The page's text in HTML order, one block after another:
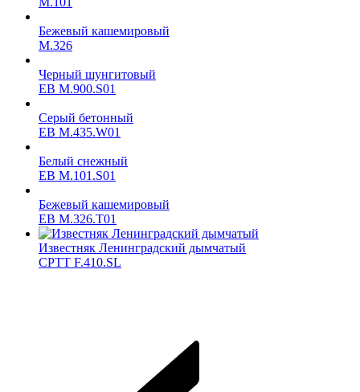
Бежевый кашемировый
M.326
Черный шунгитовый
ЕВ M.900.S01
Серый бетонный
ЕВ M.435.W01
Белый снежный
ЕВ M.101.S01
Бежевый кашемировый
ЕВ M.326.T01
Известняк Ленинградский дымчатый
CPTT F.410.SL